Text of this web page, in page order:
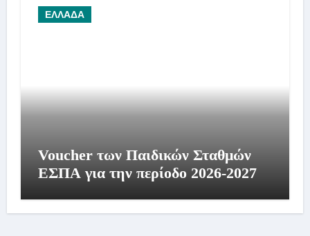
ΕΛΛΑΔΑ
Voucher των Παιδικών Σταθμών
ΕΣΠΑ για την περίοδο 2026-2027